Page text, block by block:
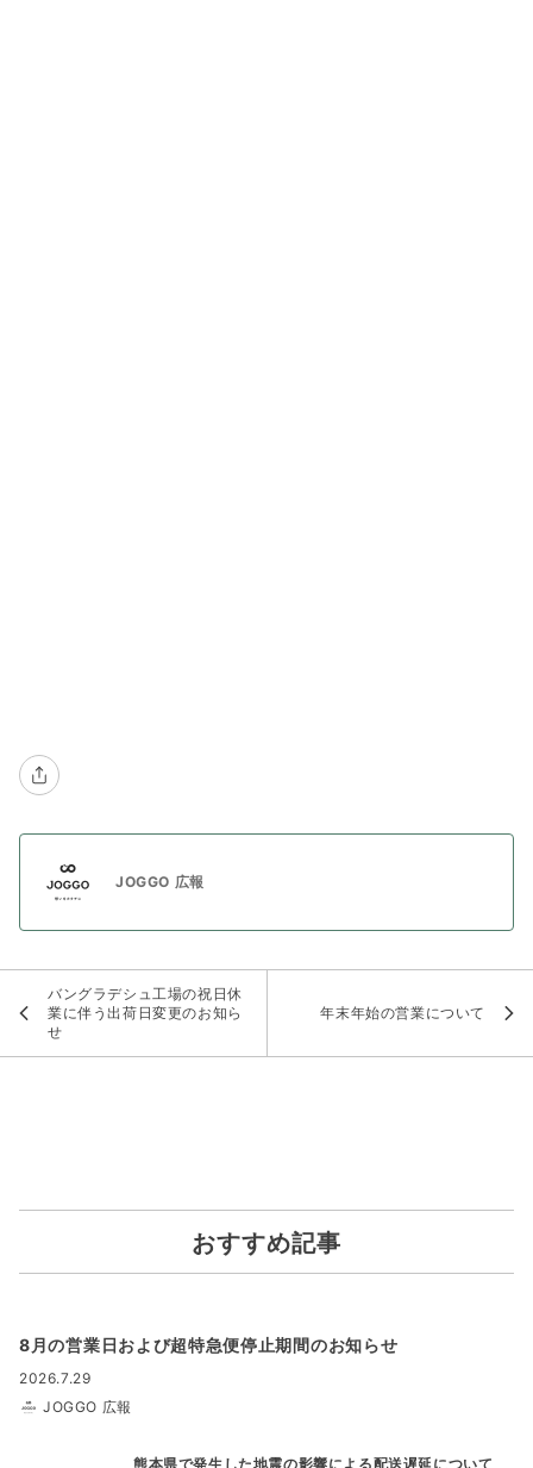
JOGGO 広報
バングラデシュ工場の祝日休
業に伴う出荷日変更のお知ら
せ
年末年始の営業について
おすすめ記事
8月の営業日および超特急便停止期間のお知らせ
2026.7.29
JOGGO 広報
熊本県で発生した地震の影響による配送遅延について